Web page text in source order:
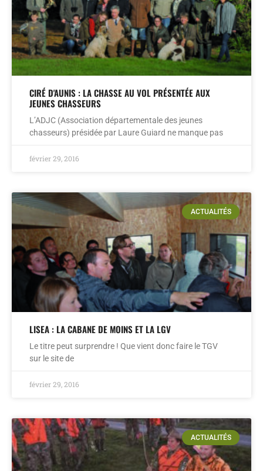
CIRÉ D'AUNIS : LA CHASSE AU VOL PRÉSENTÉE AUX
JEUNES CHASSEURS
L’ADJC (Association départementale des jeunes
chasseurs) présidée par Laure Guiard ne manque pas
février 29, 2016
ACTUALITÉS
LISEA : LA CABANE DE MOINS ET LA LGV
Le titre peut surprendre ! Que vient donc faire le TGV
sur le site de
février 29, 2016
ACTUALITÉS